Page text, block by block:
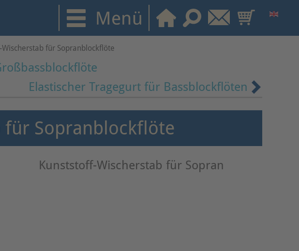
Wischerstab für Sopranblockflöte
Elastischer Tragegurt für Bassblockflöten
für Sopranblockflöte
Kunststoff-Wischerstab für Sopran